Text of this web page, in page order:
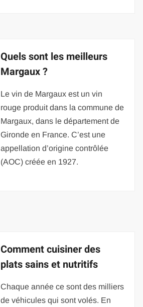
Quels sont les meilleurs
Margaux ?
Le vin de Margaux est un vin
rouge produit dans la commune de
Margaux, dans le département de
Gironde en France. C’est une
appellation d’origine contrôlée
(AOC) créée en 1927.
Comment cuisiner des
plats sains et nutritifs
Chaque année ce sont des milliers
de véhicules qui sont volés. En